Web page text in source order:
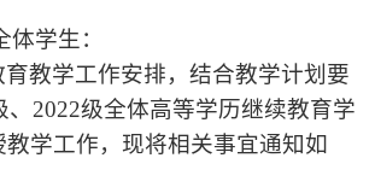
体学生：
教学工作安排，结合教学计划要
2022级全体高等学历继续教育学
学工作，现将相关事宜通知如